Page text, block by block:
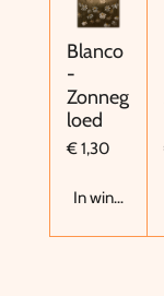
Blanco
-
Zonneg
loed
€ 1,30
In